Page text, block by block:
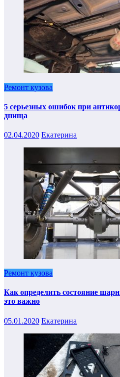
Ремонт кузова
5 серьезных ошибок при
днища
02.04.2020 Екатерина
Ремонт кузова
Как определить состояние
это важно
05.01.2020 Екатерина